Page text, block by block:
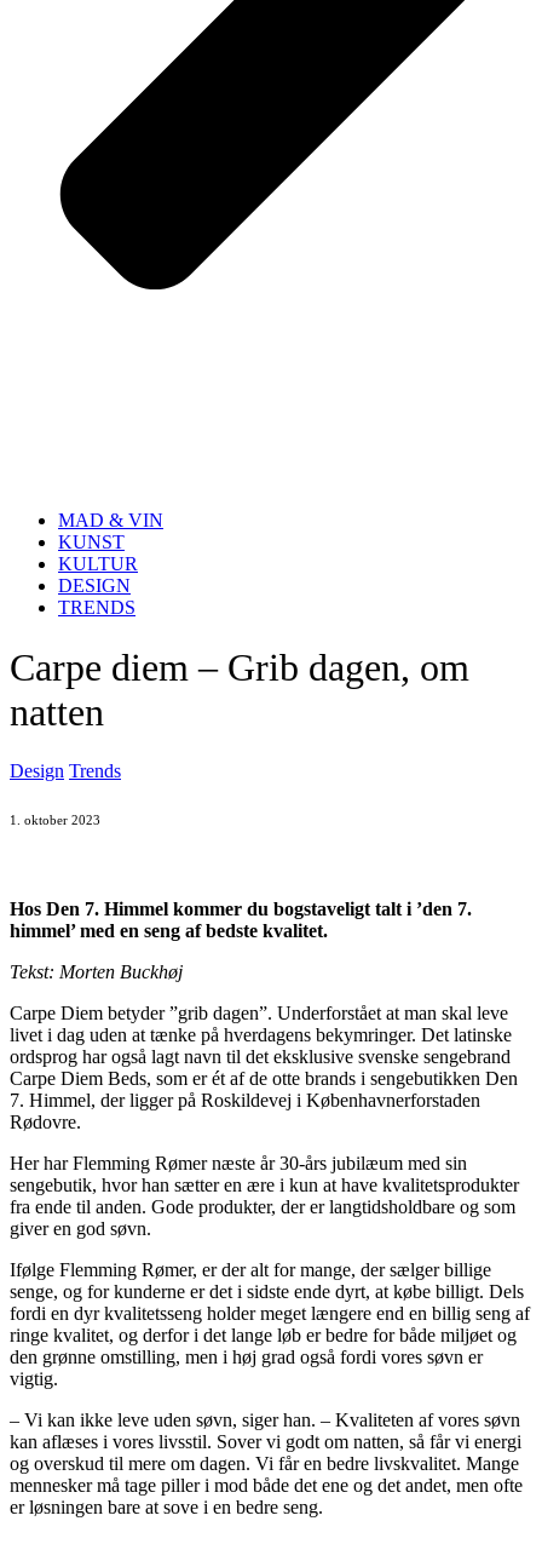
MAD & VIN
KUNST
KULTUR
DESIGN
TRENDS
Carpe diem – Grib dagen, om
natten
Design Trends
1. oktober 2023
Hos Den 7. Himmel kommer du bogstaveligt talt i ’den 7.
himmel’ med en seng af bedste kvalitet.
Tekst: Morten Buckhøj
Carpe Diem betyder ”grib dagen”. Underforstået at man skal leve
livet i dag uden at tænke på hverdagens bekymringer. Det latinske
ordsprog har også lagt navn til det eksklusive svenske sengebrand
Carpe Diem Beds, som er ét af de otte brands i sengebutikken Den
7. Himmel, der ligger på Roskildevej i Københavnerforstaden
Rødovre.
Her har Flemming Rømer næste år 30-års jubilæum med sin
sengebutik, hvor han sætter en ære i kun at have kvalitetsprodukter
fra ende til anden. Gode produkter, der er langtidsholdbare og som
giver en god søvn.
Ifølge Flemming Rømer, er der alt for mange, der sælger billige
senge, og for kunderne er det i sidste ende dyrt, at købe billigt. Dels
fordi en dyr kvalitetsseng holder meget længere end en billig seng af
ringe kvalitet, og derfor i det lange løb er bedre for både miljøet og
den grønne omstilling, men i høj grad også fordi vores søvn er
vigtig.
– Vi kan ikke leve uden søvn, siger han. – Kvaliteten af vores søvn
kan aflæses i vores livsstil. Sover vi godt om natten, så får vi energi
og overskud til mere om dagen. Vi får en bedre livskvalitet. Mange
mennesker må tage piller i mod både det ene og det andet, men ofte
er løsningen bare at sove i en bedre seng.